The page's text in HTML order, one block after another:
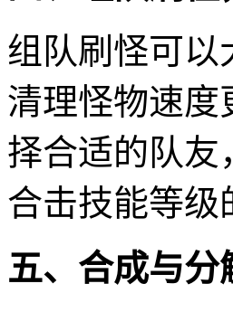
组队刷怪可以
清理怪物速度
择合适的队友
合击技能等级
五、合成与分